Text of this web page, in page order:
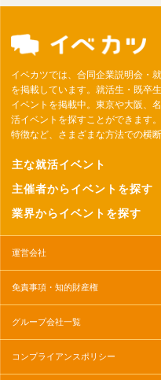
イベカツでは、合同企業説明会・
を掲載しています。就活生・既卒
イベントを掲載中。東京や大阪、
活イベントを探すことができます
特徴など、さまざまな方法での横
主な就活イベント
主催者からイベントを探す
業界からイベントを探す
運営会社
免責事項・知的財産権
グループ会社一覧
コンプライアンスポリシー